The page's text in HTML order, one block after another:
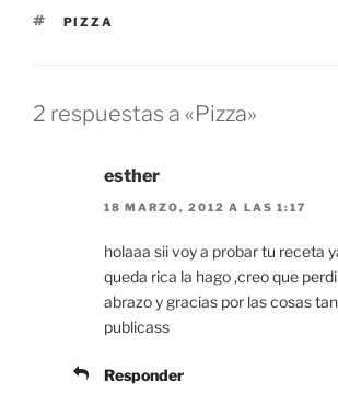
ETIQUETAS
PIZZA
2 respuestas a «Pizza»
esther
18 MARZO, 2012 A LAS 1:17
holaaa sii voy a probar tu receta
queda rica la hago ,creo que
abrazo y gracias por las cosas
publicass
Responder